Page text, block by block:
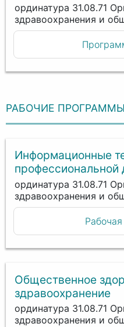
ординатура 31.08.71
здравоохранения и
РАБОЧИЕ
Информационные
профессиональной
ординатура 31.08.71
здравоохранения и
Общественное
здравоохранение
ординатура 31.08.71
здравоохранения и